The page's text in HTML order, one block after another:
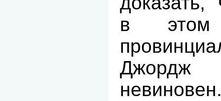
в этом